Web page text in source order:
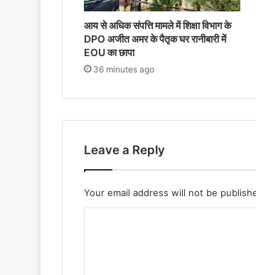
आय से अधिक संपत्ति मामले में शिक्षा विभाग के
DPO अजीत अमर के पैतृक घर रानीबारी में
EOU का छापा
36 minutes ago
Leave a Reply
Your email address will not be